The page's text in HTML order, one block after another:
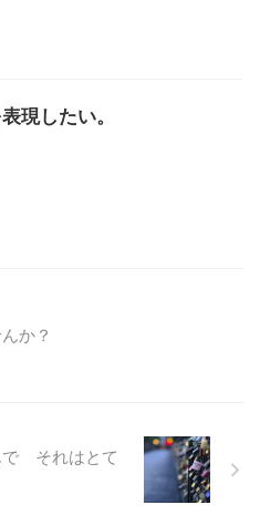
現したい。
か？
で それはとて